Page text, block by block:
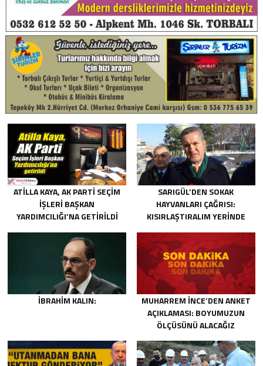
ATILLA KAYA, AK PARTI SEÇIM
İŞLERI BAŞKAN
YARDIMCILIĞI’NA GETIRILDI
SARIGÜL’DEN SOKAK
HAYVANLARI ÇAĞRISI:
KISIRLAŞTIRALIM YERINDE
İBRAHIM KALIN:
MUHARREM İNCE’DEN ANKET
AÇIKLAMASI: BOYUMUZUN
ÖLÇÜSÜNÜ ALACAĞIZ